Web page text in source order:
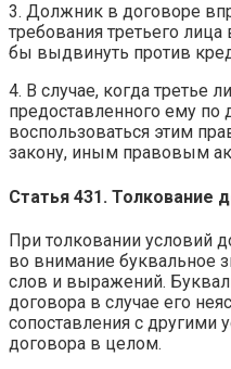
3. Должник в договоре
требования третьего
бы выдвинуть против
4. В случае, когда третье
предоставленного ему по
воспользоваться этим
закону, иным правовым
Статья 431. Толкование
При толковании условий
во внимание буквальное
слов и выражений.
договора в случае его
сопоставления с
договора в целом.